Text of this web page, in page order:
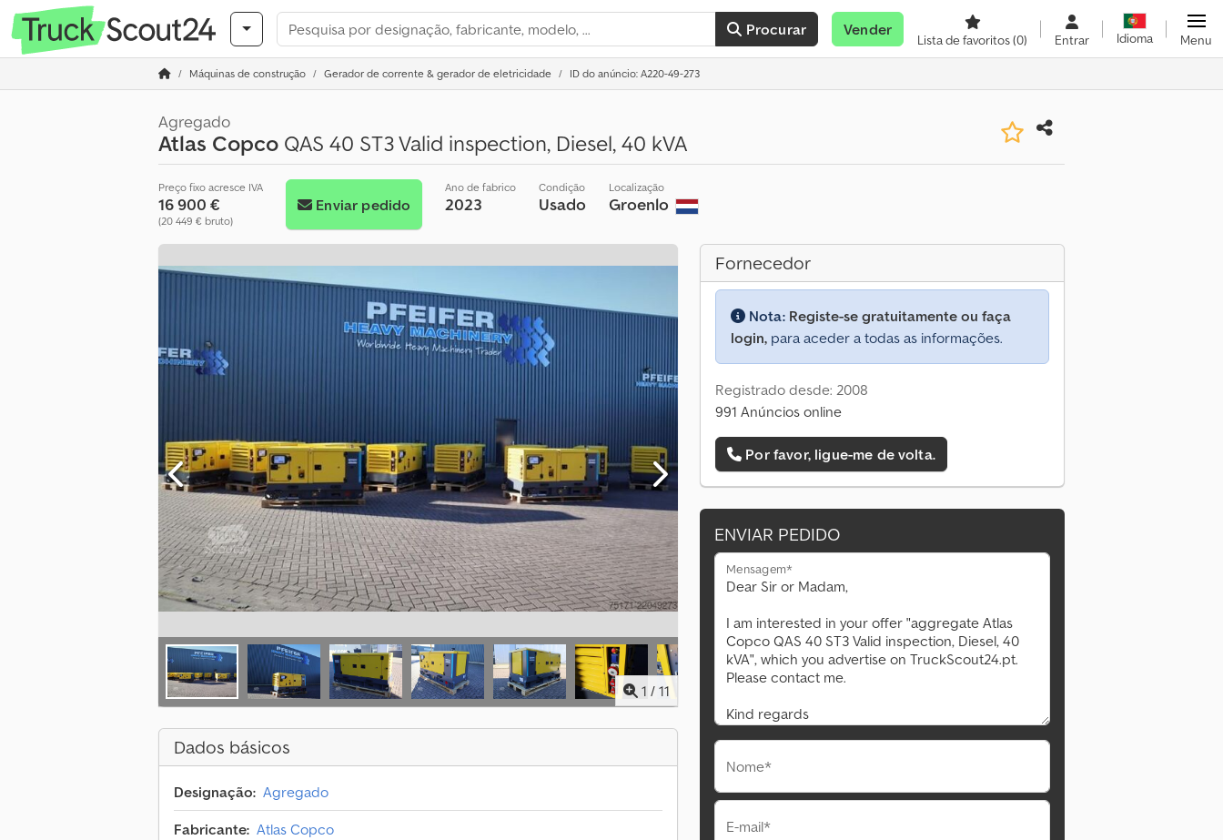
Procurar Vender
Lista de favoritos(0) Entrar Idioma Menu
Máquinas de construção Gerador de corrente & gerador de eletricidade ID do anúncio: A220-49-273
Agregado
Atlas Copco QAS 40 ST3 Valid inspection, Diesel, 40 kVA
Preço fixo acresce IVA
16 900 €
(20 449 € bruto)
Enviar pedido
Ano de fabrico
2023
Condição
Usado
Localização
Groenlo
1 / 11
Dados básicos
Designação: Agregado
Fabricante: Atlas Copco
Fornecedor
Nota: Registe-se gratuitamente ou faça
login, para aceder a todas as informações.
Registrado desde: 2008
991 Anúncios online
Por favor, ligue-me de volta.
ENVIAR PEDIDO
Mensagem*
Nome*
E-mail*